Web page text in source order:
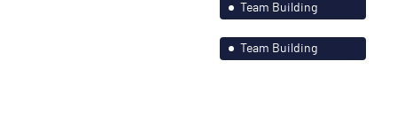
Team Building
Team Building